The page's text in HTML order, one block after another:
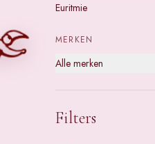
Euritmie
MERKEN
Alle merken
Filters